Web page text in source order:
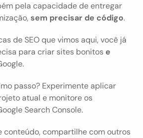
pela capacidade de entregar
sem precisar de código.
de SEO que vimos aqui, você já
para criar sites bonitos e
passo? Experimente aplicar
atual e monitore os
Search Console.
conteúdo, compartilhe com outros